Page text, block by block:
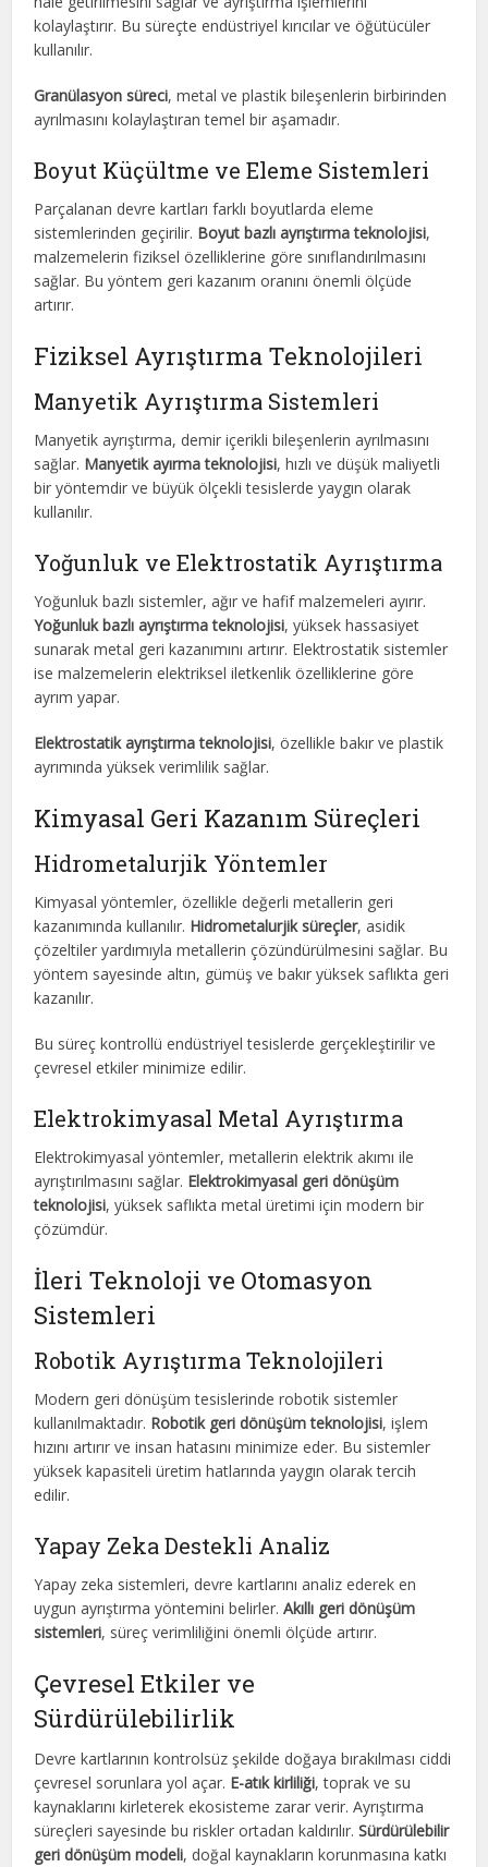
kolaylaştırır. Bu süreçte endüstriyel kırıcılar ve öğütücüler
kullanılır.
Granülasyon süreci, metal ve plastik bileşenlerin birbirinden
ayrılmasını kolaylaştıran temel bir aşamadır.
Boyut Küçültme ve Eleme Sistemleri
Parçalanan devre kartları farklı boyutlarda eleme
sistemlerinden geçirilir. Boyut bazlı ayrıştırma teknolojisi,
malzemelerin fiziksel özelliklerine göre sınıflandırılmasını
sağlar. Bu yöntem geri kazanım oranını önemli ölçüde
artırır.
Fiziksel Ayrıştırma Teknolojileri
Manyetik Ayrıştırma Sistemleri
Manyetik ayrıştırma, demir içerikli bileşenlerin ayrılmasını
sağlar. Manyetik ayırma teknolojisi, hızlı ve düşük maliyetli
bir yöntemdir ve büyük ölçekli tesislerde yaygın olarak
kullanılır.
Yoğunluk ve Elektrostatik Ayrıştırma
Yoğunluk bazlı sistemler, ağır ve hafif malzemeleri ayırır.
Yoğunluk bazlı ayrıştırma teknolojisi, yüksek hassasiyet
sunarak metal geri kazanımını artırır. Elektrostatik sistemler
ise malzemelerin elektriksel iletkenlik özelliklerine göre
ayrım yapar.
Elektrostatik ayrıştırma teknolojisi, özellikle bakır ve plastik
ayrımında yüksek verimlilik sağlar.
Kimyasal Geri Kazanım Süreçleri
Hidrometalurjik Yöntemler
Kimyasal yöntemler, özellikle değerli metallerin geri
kazanımında kullanılır. Hidrometalurjik süreçler, asidik
çözeltiler yardımıyla metallerin çözündürülmesini sağlar. Bu
yöntem sayesinde altın, gümüş ve bakır yüksek saflıkta geri
kazanılır.
Bu süreç kontrollü endüstriyel tesislerde gerçekleştirilir ve
çevresel etkiler minimize edilir.
Elektrokimyasal Metal Ayrıştırma
Elektrokimyasal yöntemler, metallerin elektrik akımı ile
ayrıştırılmasını sağlar. Elektrokimyasal geri dönüşüm
teknolojisi, yüksek saflıkta metal üretimi için modern bir
çözümdür.
İleri Teknoloji ve Otomasyon
Sistemleri
Robotik Ayrıştırma Teknolojileri
Modern geri dönüşüm tesislerinde robotik sistemler
kullanılmaktadır. Robotik geri dönüşüm teknolojisi, işlem
hızını artırır ve insan hatasını minimize eder. Bu sistemler
yüksek kapasiteli üretim hatlarında yaygın olarak tercih
edilir.
Yapay Zeka Destekli Analiz
Yapay zeka sistemleri, devre kartlarını analiz ederek en
uygun ayrıştırma yöntemini belirler.Akıllı geri dönüşüm
sistemleri, süreç verimliliğini önemli ölçüde artırır.
Çevresel Etkiler ve
Sürdürülebilirlik
Devre kartlarının kontrolsüz şekilde doğaya bırakılması ciddi
çevresel sorunlara yol açar. E-atık kirliliği, toprak ve su
kaynaklarını kirleterek ekosisteme zarar verir. Ayrıştırma
süreçleri sayesinde bu riskler ortadan kaldırılır.Sürdürülebilir
geri dönüşüm modeli, doğal kaynakların korunmasına katkı